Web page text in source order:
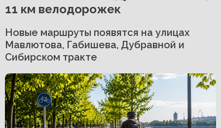
11 км велодорожек
Новые маршруты появятся на улицах
Мавлютова, Габишева, Дубравной и
Сибирском тракте